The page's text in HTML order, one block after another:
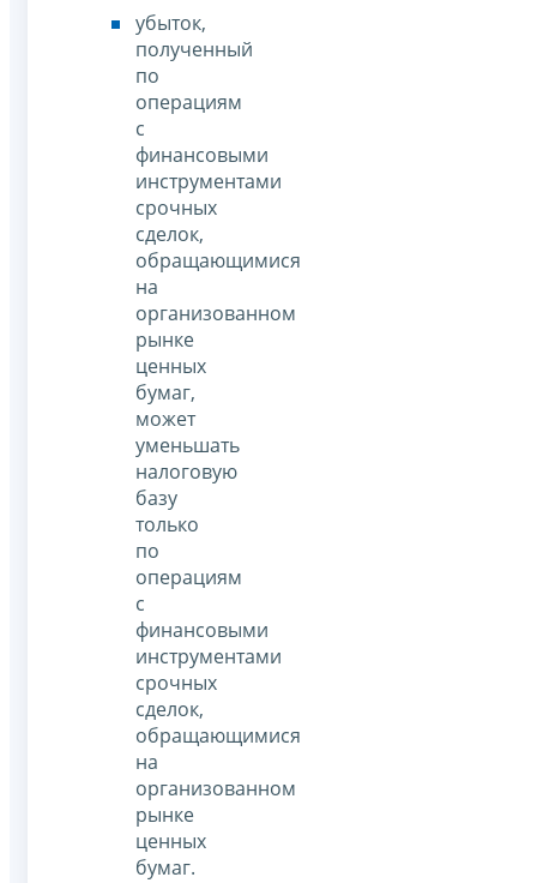
убыток,
полученный
по
операциям
с
финансовыми
инструментами
срочных
сделок,
обращающимися
на
организованном
рынке
ценных
бумаг,
может
уменьшать
налоговую
базу
только
по
операциям
с
финансовыми
инструментами
срочных
сделок,
обращающимися
на
организованном
рынке
ценных
бумаг.